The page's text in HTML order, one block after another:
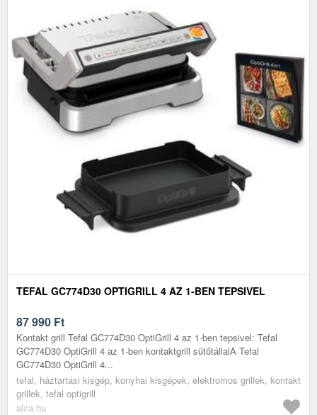
TEFAL GC774D30 OPTIGRILL 4 AZ 1-BEN TEPSIVEL
87 990 Ft
Kontakt grill Tefal GC774D30 OptiGrill 4 az 1-ben tepsivel: Tefal
GC774D30 OptiGrill 4 az 1-ben kontaktgrill sütőtállalA Tefal
GC774D30 OptiGrill 4...
tefal, háztartási kisgép, konyhai kisgépek, elektromos grillek, kontakt
grillek, tefal optigrill
alza.hu